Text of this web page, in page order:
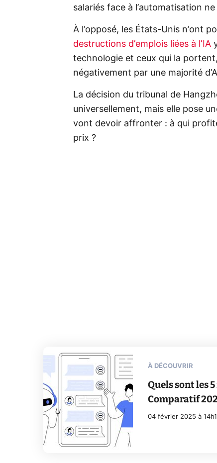
salariés face à l’automatisation
À l’opposé, les États-Unis n’ont
destructions d’emplois liées à l’IA
technologie et ceux qui la
négativement par une majorité
La décision du tribunal de
universellement, mais elle pose
vont devoir affronter : à qui
prix ?
À DÉCOUVRIR
Quels sont les
Comparatif
04 février 2025 à